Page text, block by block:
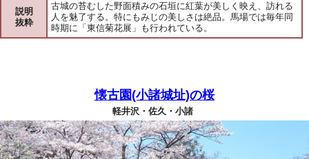
説明
抜粋
古城の苔むした野面積みの石垣に紅葉が美しく映え、訪れる
人を魅了する。特にもみじの美しさは絶品。馬場では毎年同
時期に「東信菊花展」も行われている。
懐古園(小諸城址)の桜
軽井沢・佐久・小諸